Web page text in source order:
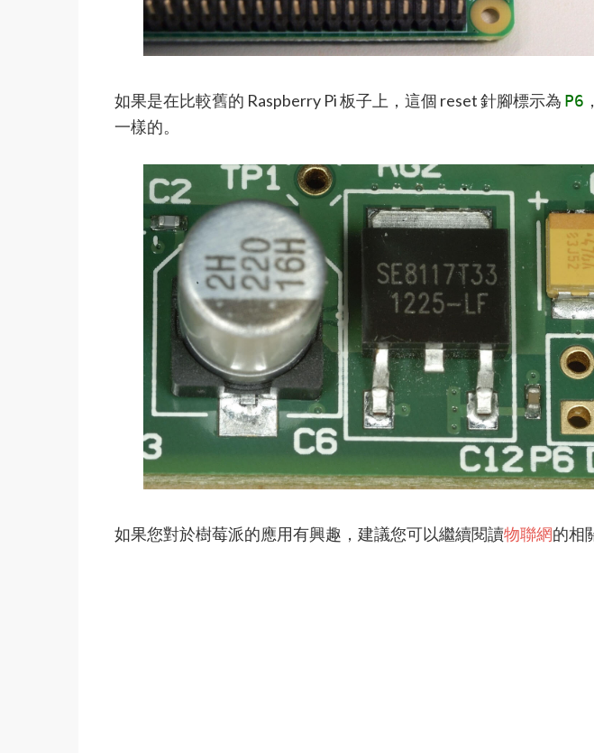
如果是在比較舊的 Raspberry Pi 板子上，這個 reset 針腳標示為 P6
一樣的。
如果您對於樹莓派的應用有興趣，建議您可以繼續閱讀物聯網的相